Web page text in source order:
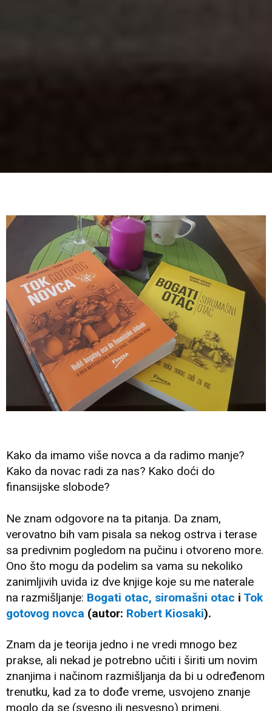
Kako da imamo više novca a da radimo manje?
Kako da novac radi za nas? Kako doći do
finansijske slobode?
Ne znam odgovore na ta pitanja. Da znam,
verovatno bih vam pisala sa nekog ostrva i terase
sa predivnim pogledom na pučinu i otvoreno more.
Ono što mogu da podelim sa vama su nekoliko
zanimljivih uvida iz dve knjige koje su me naterale
na razmišljanje: Bogati otac, siromašni otac i Tok
gotovog novca (autor: Robert Kiosaki).
Znam da je teorija jedno i ne vredi mnogo bez
prakse, ali nekad je potrebno učiti i širiti um novim
znanjima i načinom razmišljanja da bi u određenom
trenutku, kad za to dođe vreme, usvojeno znanje
moglo da se (svesno ili nesvesno) primeni.